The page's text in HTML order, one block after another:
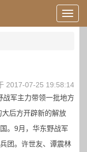
用
户
2017-07-25 19:58:14
军主力带领一批地方
后方开辟新的解放
。9月，华东野战军
团。许世友、谭震林